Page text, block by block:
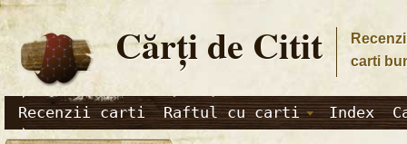
Cărţi de Citit
carti
Recenzii carti Raftul cu carti Index